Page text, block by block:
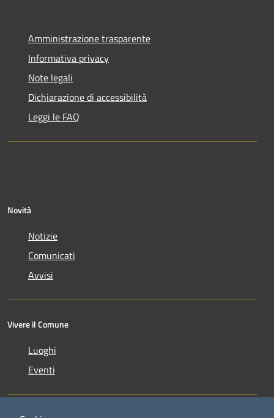
Amministrazione trasparente
Informativa privacy
Note legali
Dichiarazione di accessibilità
Leggi le FAQ
Novità
Notizie
Comunicati
Avvisi
Vivere il Comune
Luoghi
Eventi